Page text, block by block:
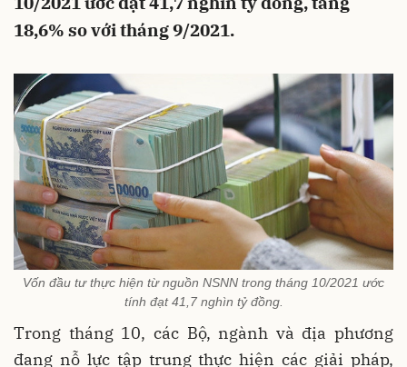
18,6% so với tháng 9/2021.
Vốn đầu tư thực hiện từ nguồn NSNN trong tháng 10/2021 ước
tính đạt 41,7 nghìn tỷ đồng.
Trong tháng 10, các Bộ, ngành và địa phương
đang nỗ lực tập trung thực hiện các giải pháp,